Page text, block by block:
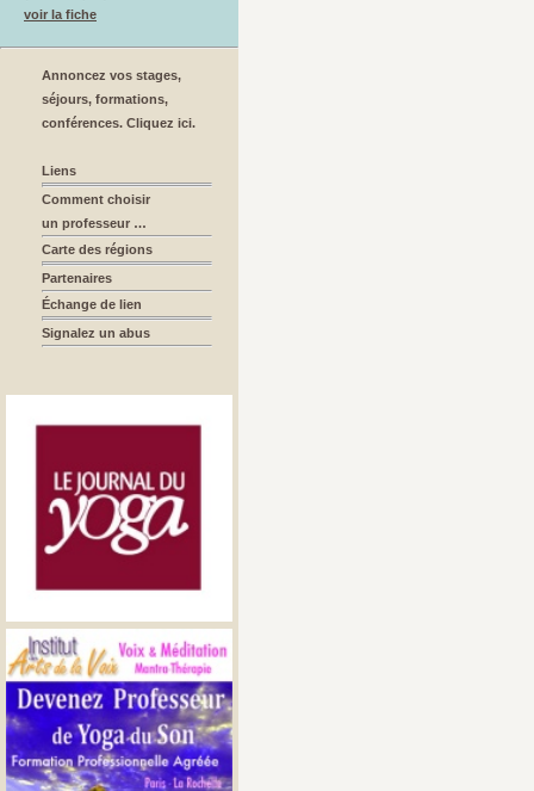
voir la fiche
Annoncez vos stages,
séjours, formations,
conférences. Cliquez ici.
Liens
Comment choisir
un professeur …
Carte des régions
Partenaires
Échange de lien
Signalez un abus